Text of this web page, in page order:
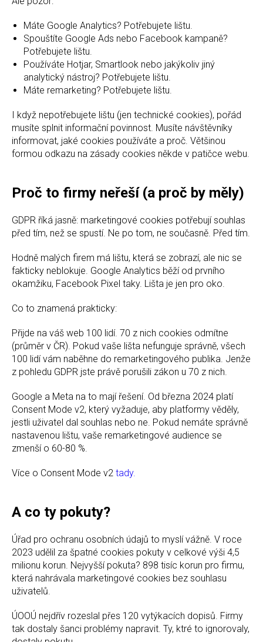
Máte Google Analytics? Potřebujete lištu.
Spouštíte Google Ads nebo Facebook kampaně?
Potřebujete lištu.
Používáte Hotjar, Smartlook nebo jakýkoliv jiný
analytický nástroj? Potřebujete lištu.
Máte remarketing? Potřebujete lištu.
I když nepotřebujete lištu (jen technické cookies), pořád
musíte splnit informační povinnost. Musíte návštěvníky
informovat, jaké cookies používáte a proč. Většinou
formou odkazu na zásady cookies někde v patičce webu.
Proč to firmy neřeší (a proč by měly)
GDPR říká jasně: marketingové cookies potřebují souhlas
před tím, než se spustí. Ne po tom, ne současně. Před tím.
Hodně malých firem má lištu, která se zobrazí, ale nic se
fakticky neblokuje. Google Analytics běží od prvního
okamžiku, Facebook Pixel taky. Lišta je jen pro oko.
Co to znamená prakticky:
Přijde na váš web 100 lidí. 70 z nich cookies odmítne
(průměr v ČR). Pokud vaše lišta nefunguje správně, všech
100 lidí vám naběhne do remarketingového publika. Jenže
z pohledu GDPR jste právě porušili zákon u 70 z nich.
Google a Meta na to mají řešení. Od března 2024 platí
Consent Mode v2, který vyžaduje, aby platformy věděly,
jestli uživatel dal souhlas nebo ne. Pokud nemáte správně
nastavenou lištu, vaše remarketingové audience se
zmenší o 60-80 %.
Více o Consent Mode v2 tady.
A co ty pokuty?
Úřad pro ochranu osobních údajů to myslí vážně. V roce
2023 udělil za špatné cookies pokuty v celkové výši 4,5
milionu korun. Nejvyšší pokuta? 898 tisíc korun pro firmu,
která nahrávala marketingové cookies bez souhlasu
uživatelů.
ÚOOÚ nejdřív rozeslal přes 120 vytýkacích dopisů. Firmy
tak dostaly šanci problémy napravit. Ty, ktré to ignorovaly,